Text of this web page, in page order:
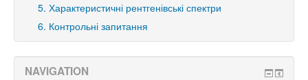
5. Характеристичні рентгенівські спектри
6. Контрольні запитання
NAVIGATION